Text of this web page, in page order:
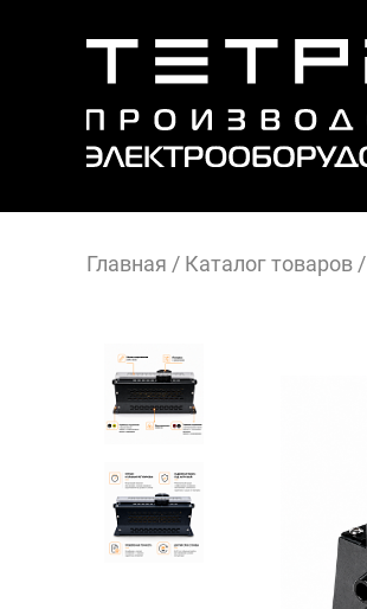
Главная / Каталог товаров/